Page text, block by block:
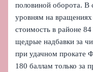
половиной оборота. В
уровням на
стоимость в районе
щедрые надбавки за
при удачном прокате
180 баллам только за